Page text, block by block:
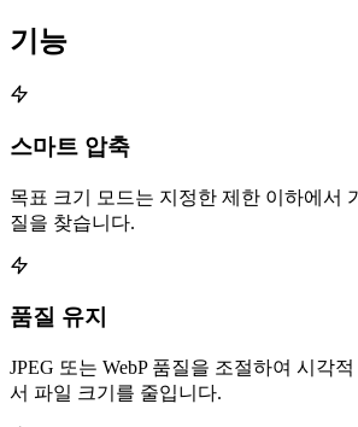
기능
스마트 압축
목표 크기 모드는 지정한 제한 이하에서
질을 찾습니다.
품질 유지
JPEG 또는 WebP 품질을 조절하여 시각
서 파일 크기를 줄입니다.